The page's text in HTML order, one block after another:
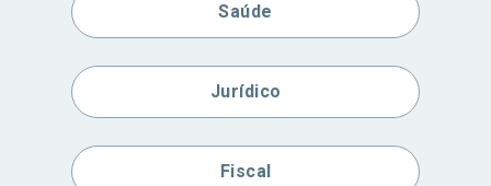
Saúde
Jurídico
Fiscal